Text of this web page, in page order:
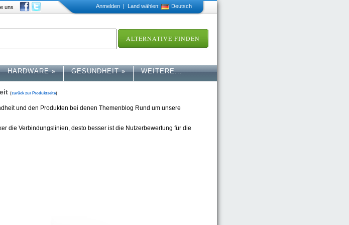
uns Anmelden | Land wählen: Deutsch
ALTERNATIVE FINDEN
HARDWARE» GESUNDHEIT» WEITERE...
(zurück zur Produktseite)
und den Produkten bei denen Themenblog Rund um unsere
die Verbindungslinien, desto besser ist die Nutzerbewertung für die